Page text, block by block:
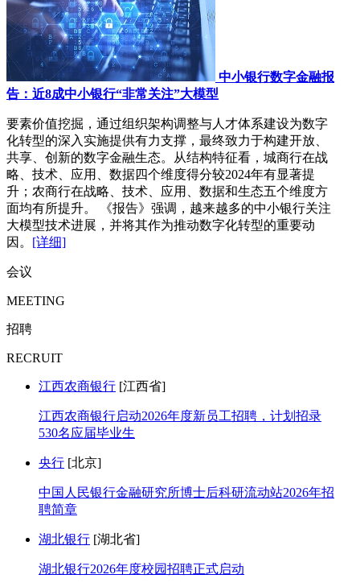
中小银行数字金融报
告：近8成中小银行“非常关注”大模型
要素价值挖掘，通过组织架构调整与人才体系建设为数字
化转型的深入实施提供有力支撑，最终致力于构建开放、
共享、创新的数字金融生态。从结构特征看，城商行在战
略、技术、应用、数据四个维度得分较2024年有显著提
升；农商行在战略、技术、应用、数据和生态五个维度方
面均有所提升。 《报告》强调，越来越多的中小银行关注
大模型技术进展，并将其作为推动数字化转型的重要动
因。 [详细]
会议
MEETING
招聘
RECRUIT
江西农商银行 [江西省]
江西农商银行启动2026年度新员工招聘，计划招录
530名应届毕业生
央行 [北京]
中国人民银行金融研究所博士后科研流动站2026年招
聘简章
湖北银行 [湖北省]
湖北银行2026年度校园招聘正式启动